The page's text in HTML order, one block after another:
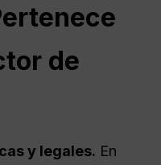
de
y legales. En